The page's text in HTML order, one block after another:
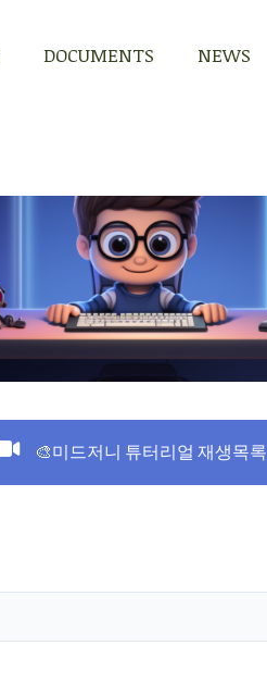
DOCUMENTS NEWS
🎨미드저니 튜터리얼 재생목록